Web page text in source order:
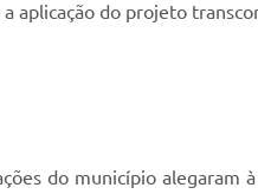
aplicação do projeto
do município alegaram